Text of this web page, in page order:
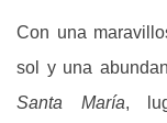
Con una
sol y una
Santa María,